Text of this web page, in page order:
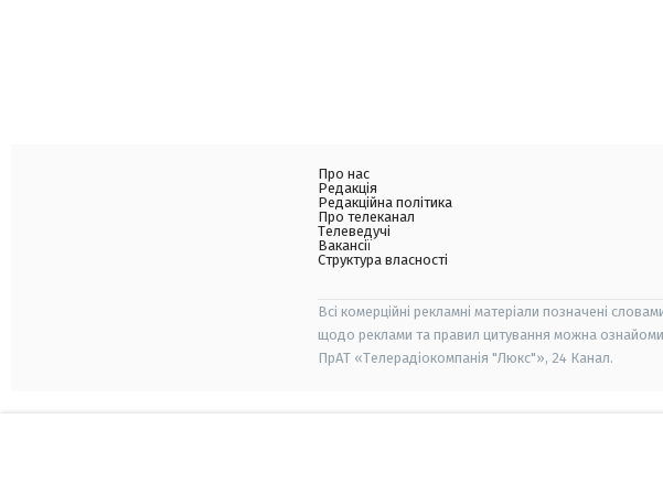
Про нас
Редакція
Редакційна політика
Про телеканал
Телеведучі
Вакансії
Структура власності
Всі комерційні рекламні матеріали позначені
щодо реклами та правил цитування можна
ПрАТ «Телерадіокомпанія "Люкс"», 24 Канал.